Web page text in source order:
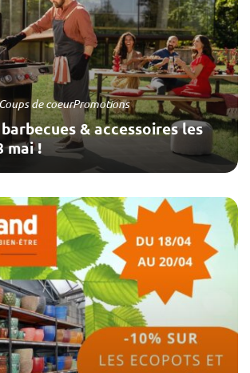
& accessoires les
mai !
Coups de coeurPromotions